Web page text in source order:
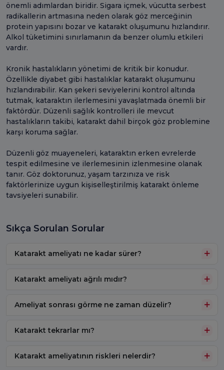
önemli adımlardan biridir. Sigara içmek, vücutta serbest
radikallerin artmasına neden olarak göz merceğinin
protein yapısını bozar ve katarakt oluşumunu hızlandırır.
Alkol tüketimini sınırlamanın da benzer olumlu etkileri
vardır.
Kronik hastalıkların yönetimi de kritik bir konudur.
Özellikle diyabet gibi hastalıklar katarakt oluşumunu
hızlandırabilir. Kan şekeri seviyelerini kontrol altında
tutmak, kataraktın ilerlemesini yavaşlatmada önemli bir
faktördür. Düzenli sağlık kontrolleri ile mevcut
hastalıkların takibi, katarakt dahil birçok göz problemine
karşı koruma sağlar.
Düzenli göz muayeneleri, kataraktın erken evrelerde
tespit edilmesine ve ilerlemesinin izlenmesine olanak
tanır. Göz doktorunuz, yaşam tarzınıza ve risk
faktörlerinize uygun kişiselleştirilmiş katarakt önleme
tavsiyeleri sunabilir.
Sıkça Sorulan Sorular
Katarakt ameliyatı ne kadar sürer?
Katarakt ameliyatı ağrılı mıdır?
Ameliyat sonrası görme ne zaman düzelir?
Katarakt tekrarlar mı?
Katarakt ameliyatının riskleri nelerdir?